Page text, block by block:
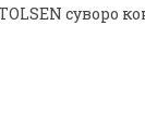
суворо